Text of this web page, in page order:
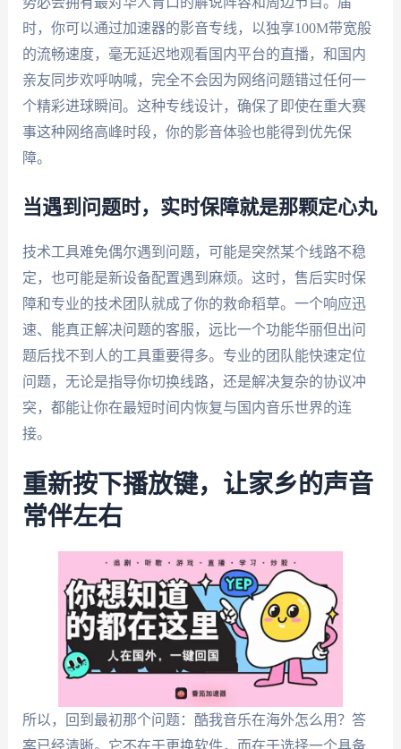
时，你可以通过加速器的影音专线，以独享100M带宽般
的流畅速度，毫无延迟地观看国内平台的直播，和国内
亲友同步欢呼呐喊，完全不会因为网络问题错过任何一
个精彩进球瞬间。这种专线设计，确保了即使在重大赛
事这种网络高峰时段，你的影音体验也能得到优先保
障。
当遇到问题时，实时保障就是那颗定心丸
技术工具难免偶尔遇到问题，可能是突然某个线路不稳
定，也可能是新设备配置遇到麻烦。这时，售后实时保
障和专业的技术团队就成了你的救命稻草。一个响应迅
速、能真正解决问题的客服，远比一个功能华丽但出问
题后找不到人的工具重要得多。专业的团队能快速定位
问题，无论是指导你切换线路，还是解决复杂的协议冲
突，都能让你在最短时间内恢复与国内音乐世界的连
接。
重新按下播放键，让家乡的声音
常伴左右
所以，回到最初那个问题：酷我音乐在海外怎么用？答